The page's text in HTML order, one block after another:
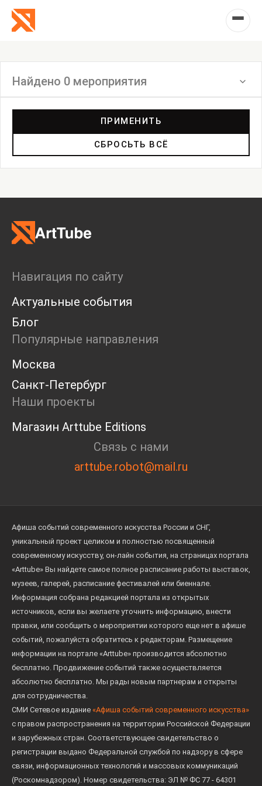
Найдено 0 мероприятия
Круглый стол
Фестиваль
Анонс
Мастерские
Пост-релиз
Маркет
Ярмарка
Интервью
Open call
Экскурсия
Дискуссия
Cosmoscow 2024
Blazar 2024
Круглый стол
ПРИМЕНИТЬ
СБРОСЬТЬ ВСЁ
Навигация по сайту
Актуальные события
Блог
Популярные направления
Москва
Санкт-Петербург
Наши проекты
Магазин Arttube Editions
Связь с нами
arttube.robot@mail.ru
Афиша событий современного искусства России и СНГ,
уникальный проект целиком и полностью посвященный
современному искусству, он-лайн события, на страницах портала
«Arttube» Вы найдете самое полное расписание работы выставок,
музеев, галерей, расписание фестивалей или биеннале.
Информация собрана редакцией портала из открытых
источников, если вы желаете уточнить информацию, внести
правки, или сообщить о мероприятии которого еще нет в афише
событий, пожалуйста обратитесь к редакторам. Размещение
информации на портале «Arttube» производится абсолютно
бесплатно. Продвижение событий также осуществляется
абсолютно бесплатно. Мы рады новым партнерам и открыты
для сотрудничества.
СМИ Сетевое издание «Афиша событий современного искусства»
с правом распространения на территории Российской Федерации
и зарубежных стран. Соответствующее свидетельство о
регистрации выдано Федеральной службой по надзору в сфере
связи, информационных технологий и массовых коммуникаций
(Роскомнадзором). Номер свидетельства: ЭЛ № ФС 77 - 64301